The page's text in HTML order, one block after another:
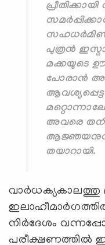
പ്രീതിക്കായി
പുത്രന്‍
മക്കയുടെ
പോരാന്‍
അവരെ
തയാറായി.
വാര്‍ധക്യകാലത്തു
നിര്‍ദേശം
പരീക്ഷണത്തില്‍